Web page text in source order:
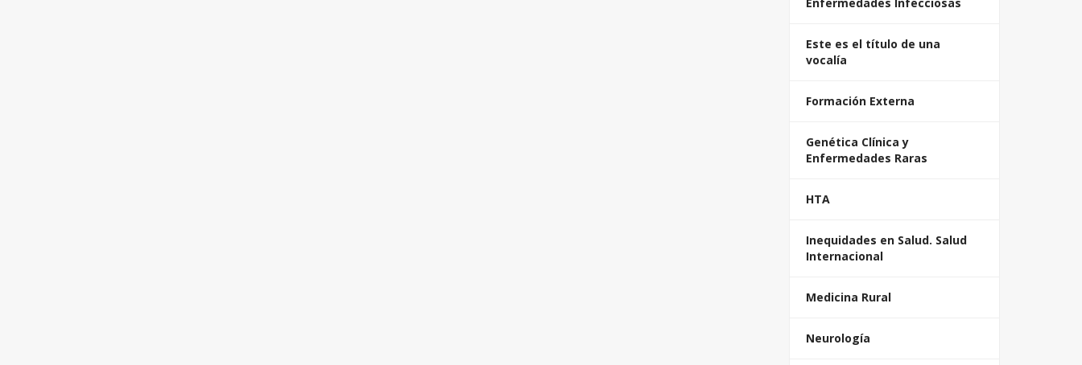
Este es el título de una
vocalía
Formación Externa
Genética Clínica y
Enfermedades Raras
HTA
Inequidades en Salud. Salud
Internacional
Medicina Rural
Neurología